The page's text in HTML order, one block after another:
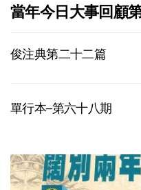
當年今日大事回顧
俊注典第二十二篇
單行本–第六十八期